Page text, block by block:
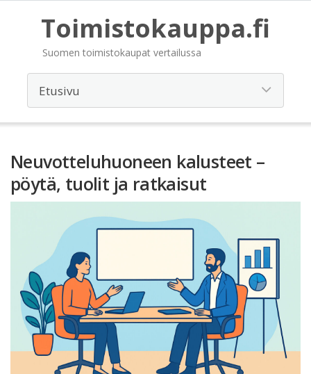
Toimistokauppa.fi
Suomen toimistokaupat vertailussa
Neuvotteluhuoneen kalusteet –
pöytä, tuolit ja ratkaisut